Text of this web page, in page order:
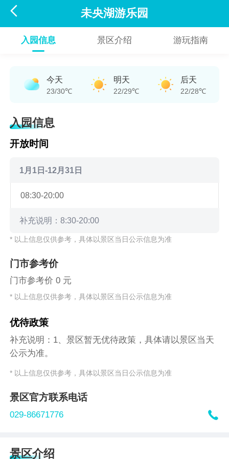
 未央湖游乐园
入园信息 景区介绍 游玩指南
今天
23/30℃
明天
22/29℃
后天
22/28℃
入园信息
开放时间
1月1日-12月31日
08:30-20:00
补充说明：8:30-20:00
* 以上信息仅供参考，具体以景区当日公示信息为准
门市参考价
门市参考价 0 元
* 以上信息仅供参考，具体以景区当日公示信息为准
优待政策
补充说明：1、景区暂无优待政策，具体请以景区当天
公示为准。
* 以上信息仅供参考，具体以景区当日公示信息为准
景区官方联系电话
029-86671776 
景区介绍